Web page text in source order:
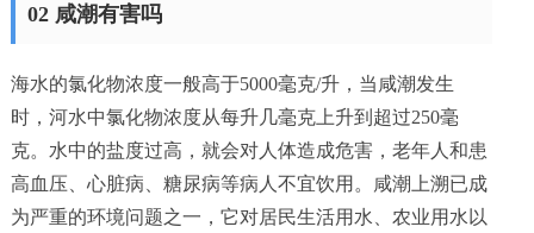
02 咸潮有害吗
海水的氯化物浓度一般高于5000毫克/升，当咸潮发生
时，河水中氯化物浓度从每升几毫克上升到超过250毫
克。水中的盐度过高，就会对人体造成危害，老年人和患
高血压、心脏病、糖尿病等病人不宜饮用。咸潮上溯已成
为严重的环境问题之一，它对居民生活用水、农业用水以